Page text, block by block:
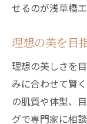
エステ
浅草橋
技術力
エステ
感
せるのが浅草橋
理想の美を目
理想の美しさを
みに合わせて賢
の肌質や体型、
グで専門家に相